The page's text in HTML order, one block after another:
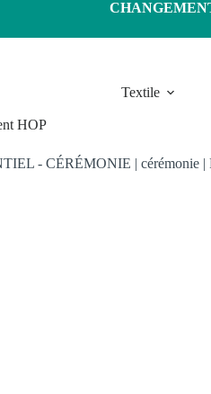
HOP
Textile
- CÉRÉMONIE | cérémonie |